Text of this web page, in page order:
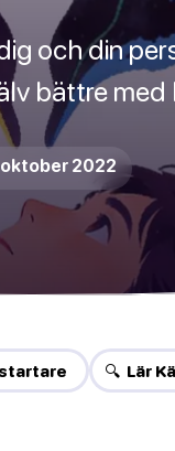
och din
bättre
2022
🔍 Lär